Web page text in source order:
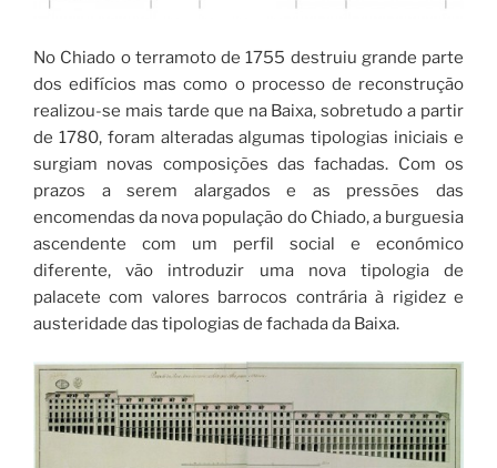
No Chiado o terramoto de 1755 destruiu grande parte
dos edifícios mas como o processo de reconstrução
realizou-se mais tarde que na Baixa, sobretudo a partir
de 1780, foram alteradas algumas tipologias iniciais e
surgiam novas composições das fachadas. Com os
prazos a serem alargados e as pressões das
encomendas da nova população do Chiado, a burguesia
ascendente com um perfil social e económico
diferente, vão introduzir uma nova tipologia de
palacete com valores barrocos contrária à rigidez e
austeridade das tipologias de fachada da Baixa.